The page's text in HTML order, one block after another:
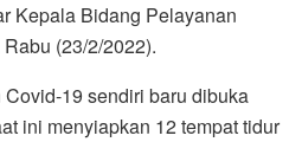
Kepala Bidang Pelayanan
(23/2/2022).
19 sendiri baru dibuka
ini menyiapkan 12 tempat tidur